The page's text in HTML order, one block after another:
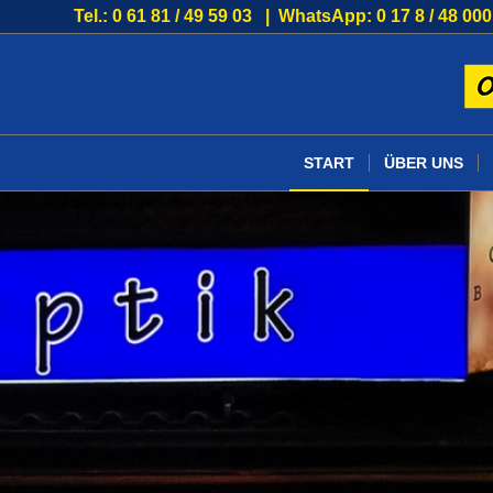
Tel.: 0 61 81 / 49 59 03 | WhatsApp: 0 17 8 / 48
START ÜBER UNS